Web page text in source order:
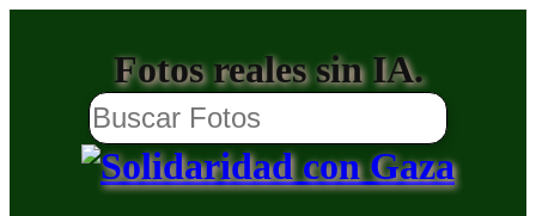
Fotos reales sin IA.